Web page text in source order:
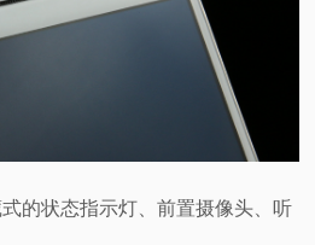
的状态指示灯、前置摄像头、听